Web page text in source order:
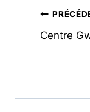
DE
Centre